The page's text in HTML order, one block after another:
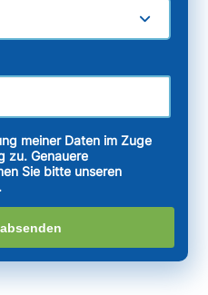
meiner Daten im Zuge
zu. Genauere
Sie bitte unseren
.